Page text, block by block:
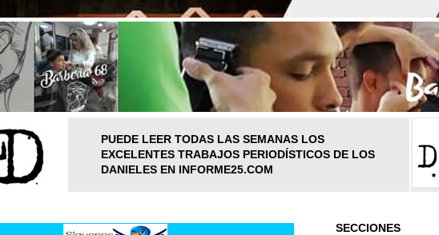
PUEDE LEER TODAS LAS SEMANAS LOS
EXCELENTES TRABAJOS PERIODÍSTICOS DE LOS
DANIELES EN INFORME25.COM
SECCIONES